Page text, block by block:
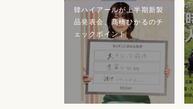
韓ハイアールが上半期新製
品発表会、髙橋ひかるのチ
ェックポイント